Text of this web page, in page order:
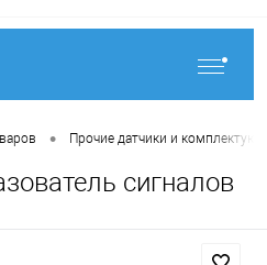
• Прочие датчики и
сигналов